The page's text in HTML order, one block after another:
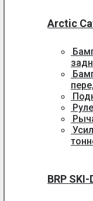
Arctic
BRP SKI-